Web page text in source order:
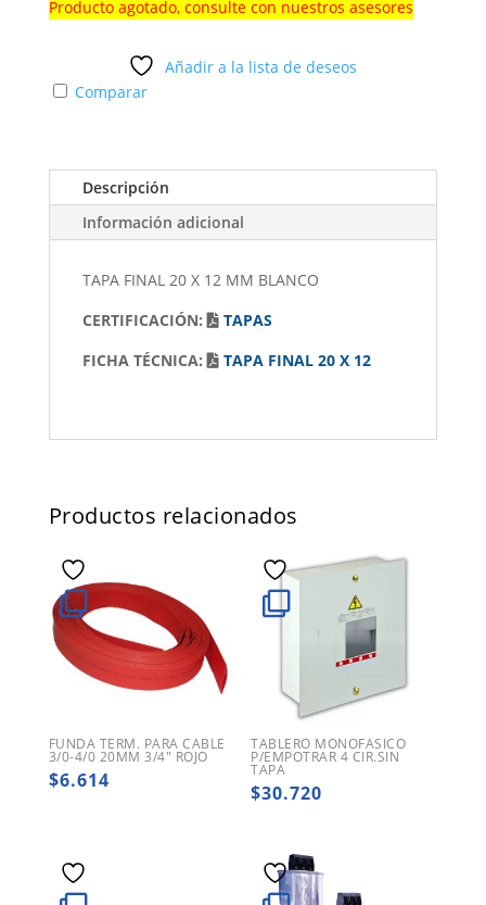
Producto agotado, consulte con nuestros asesores
Añadir a la lista de deseos
Comparar
Descripción
Información adicional
TAPA FINAL 20 X 12 MM BLANCO
CERTIFICACIÓN:
TAPAS
FICHA TÉCNICA:
TAPA FINAL 20 X 12
Productos relacionados
FUNDA TERM. PARA CABLE
3/0-4/0 20MM 3/4″ ROJO
$6.614
TABLERO MONOFASICO
P/EMPOTRAR 4 CIR.SIN
TAPA
$30.720